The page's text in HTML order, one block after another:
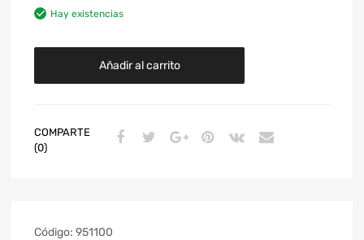
Hay existencias
Añadir al carrito
COMPARTE
(0)
Código: 951100